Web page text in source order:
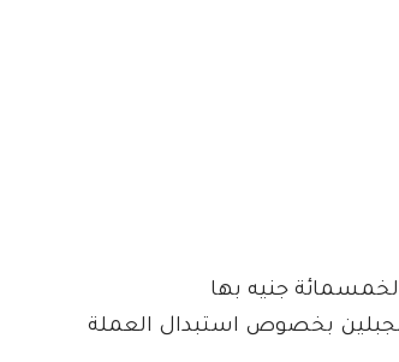
جنيه بها
بخصوص استبدال العملة